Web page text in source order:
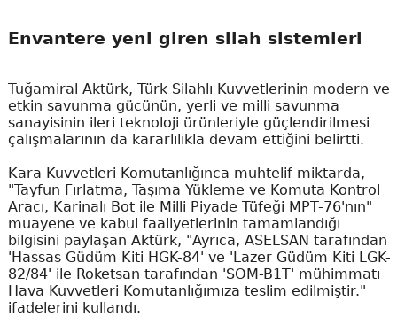
Envantere yeni giren silah sistemleri
Tuğamiral Aktürk, Türk Silahlı Kuvvetlerinin modern ve
etkin savunma gücünün, yerli ve milli savunma
sanayisinin ileri teknoloji ürünleriyle güçlendirilmesi
çalışmalarının da kararlılıkla devam ettiğini belirtti.
Kara Kuvvetleri Komutanlığınca muhtelif miktarda,
"Tayfun Fırlatma, Taşıma Yükleme ve Komuta Kontrol
Aracı, Karinalı Bot ile Milli Piyade Tüfeği MPT-76'nın"
muayene ve kabul faaliyetlerinin tamamlandığı
bilgisini paylaşan Aktürk, "Ayrıca, ASELSAN tarafından
'Hassas Güdüm Kiti HGK-84' ve 'Lazer Güdüm Kiti LGK-
82/84' ile Roketsan tarafından 'SOM-B1T' mühimmatı
Hava Kuvvetleri Komutanlığımıza teslim edilmiştir."
ifadelerini kullandı.